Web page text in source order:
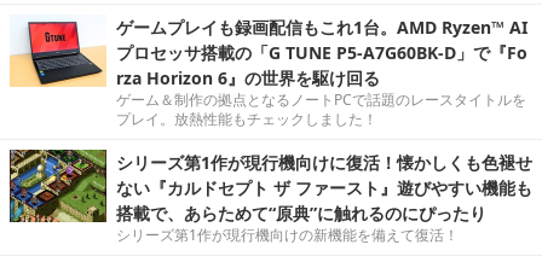
ゲームプレイも録画配信もこれ1台。AMD Ryzen™ AI
プロセッサ搭載の「G TUNE P5-A7G60BK-D」で『Fo
rza Horizon 6』の世界を駆け回る
ゲーム＆制作の拠点となるノートPCで話題のレースタイトルを
プレイ。放熱性能もチェックしました！
シリーズ第1作が現行機向けに復活！懐かしくも色褪せ
ない『カルドセプト ザ ファースト』遊びやすい機能も
搭載で、あらためて“原典”に触れるのにぴったり
シリーズ第1作が現行機向けの新機能を備えて復活！